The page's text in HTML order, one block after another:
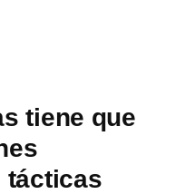
tiene que
tácticas